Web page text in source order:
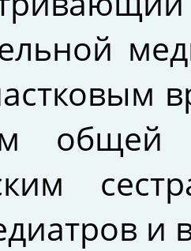
общей
и